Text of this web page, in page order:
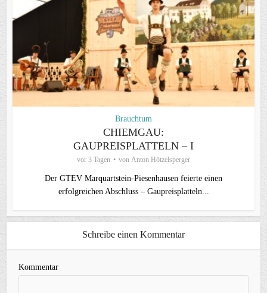
Brauchtum
CHIEMGAU:
GAUPREISPLATTELN – I
vor 3 Tagen von Anton Hötzelsperger
Der GTEV Marquartstein-Piesenhausen feierte einen
erfolgreichen Abschluss – Gaupreisplatteln...
Schreibe einen Kommentar
Kommentar